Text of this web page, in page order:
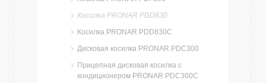
Косилка PRONAR PDD830
Косилка PRONAR PDD830C
Дисковая косилка PRONAR PDC300
Прицепная дисковая косилка с
кондиционером PRONAR PDC300C